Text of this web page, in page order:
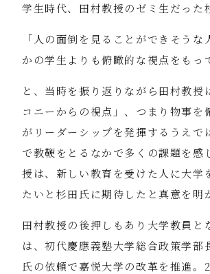
学生時代、田村教授のゼミ生だった
「人の面倒を見ることができそうな
かの学生よりも俯瞰的な視点をもっ
と、当時を振り返りながら田村教授
コニーからの視点」、つまり物事を
がリーダーシップを発揮するうえで
で教鞭をとるなかで多くの課題を感
授は、新しい教育を受けた人に大学
たいと杉田氏に期待したと真意を明
田村教授の後押しもあり大学教員と
は、初代慶應義塾大学総合政策学部
氏の依頼で嘉悦大学の改革を推進。